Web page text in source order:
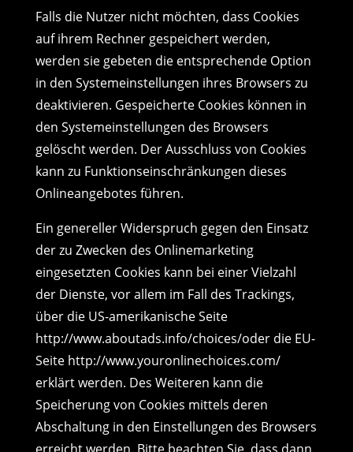
Falls die Nutzer nicht möchten, dass Cookies
auf ihrem Rechner gespeichert werden,
werden sie gebeten die entsprechende Option
in den Systemeinstellungen ihres Browsers zu
deaktivieren. Gespeicherte Cookies können in
den Systemeinstellungen des Browsers
gelöscht werden. Der Ausschluss von Cookies
kann zu Funktionseinschränkungen dieses
Onlineangebotes führen.
Ein genereller Widerspruch gegen den Einsatz
der zu Zwecken des Onlinemarketing
eingesetzten Cookies kann bei einer Vielzahl
der Dienste, vor allem im Fall des Trackings,
über die US-amerikanische Seite
http://www.aboutads.info/choices/oder die EU-
Seite http://www.youronlinechoices.com/
erklärt werden. Des Weiteren kann die
Speicherung von Cookies mittels deren
Abschaltung in den Einstellungen des Browsers